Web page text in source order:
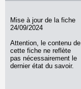
Mise à jour de la fiche
24/09/2024
Attention, le contenu de
cette fiche ne reflète
pas nécessairement le
dernier état du savoir.